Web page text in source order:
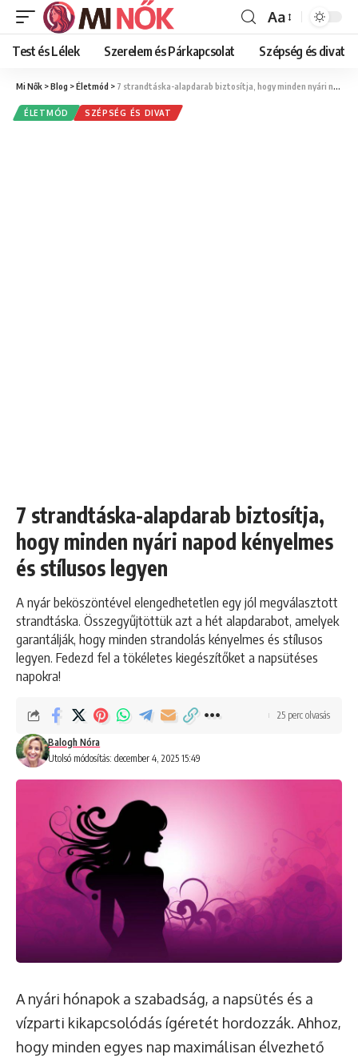
Font
Resizer
Aa
Test és Lélek Szerelem és Párkapcsolat Szépség és divat
Mi Nők >Blog >Életmód > 7 strandtáska-alapdarab biztosítja, hogy minden nyári napod kényelmes és stílusos legyen
ÉLETMÓD SZÉPSÉG ÉS DIVAT
7 strandtáska-alapdarab biztosítja,
hogy minden nyári napod kényelmes
és stílusos legyen
A nyár beköszöntével elengedhetetlen egy jól megválasztott
strandtáska. Összegyűjtöttük azt a hét alapdarabot, amelyek
garantálják, hogy minden strandolás kényelmes és stílusos
legyen. Fedezd fel a tökéletes kiegészítőket a napsütéses
napokra!
Utolsó módosítás: december 4, 2025 15:49
Balogh Nóra
25 perc olvasás
A nyári hónapok a szabadság, a napsütés és a
vízparti kikapcsolódás ígéretét hordozzák. Ahhoz,
hogy minden egyes nap maximálisan élvezhető